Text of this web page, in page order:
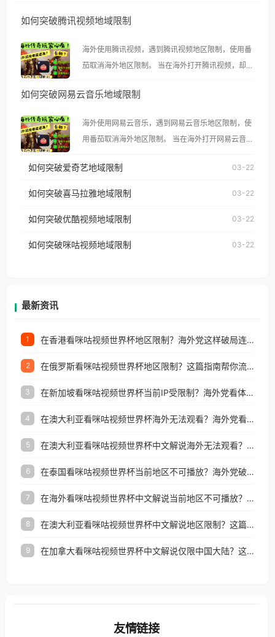
如何突破腾讯视频地域限制
海外使用腾讯视频，遇到腾讯视频地区限制，使用番
茄取消海外地区限制。 当在海外打开腾讯视频，却突
示语。 海外用户如香港、澳门、台湾、美国、加拿
像其他音乐平台一样，出现地区及版权限制问题，且
仅能在中国大陆地区播放。 遇到这个问题的朋友们，
使用番茄回国加速器，即可解决「海外用户收听腾讯
台湾、美国、加拿大、澳大利亚、欧洲等国家和地区
权限制所困扰。
如何突破网易云音乐地域限制
海外使用网易云音乐，遇到网易云音乐地区限制，使
用番茄取消海外地区限制。 当在海外打开网易云音
播放”的提示语。 海外用户如香港、澳门、台湾、美
国、加拿大、澳大利亚、欧洲等国家和地区时，网易
制问题，且仅能在中国大陆地区播放。 遇到这个问题
户收听网易云音乐地区版权限制」的问题，无论人在
如何突破爱奇艺地域限制 03-22
如何突破喜马拉雅地域限制 03-22
如何突破优酷视频地域限制 03-22
如何突破咪咕视频地域限制 03-22
最新资讯
1 在香港看咪咕视频世界杯地区限制？海外党这样破局连看7天不卡顿！
2 在俄罗斯看咪咕视频世界杯地区限制？这篇指南帮你流畅看中文解说赛事
3 在新加坡看咪咕视频世界杯当前IP受限制？海外党看体育赛事的终极破局指南
4 在澳大利亚看咪咕视频世界杯海外无法观看？海外党看国内体育直播的终极解法
5 在澳大利亚看咪咕视频世界杯中文解说海外无法观看？这篇指南帮你搞定所有体育直播难题
6 在泰国看咪咕视频世界杯当前地区不可播放？海外党破局看中文解说赛事指南
7 在海外看咪咕视频世界杯中文解说当前地区不可播放？这篇指南帮你搞定所有体育赛事直播难题
8 在澳大利亚看咪咕视频世界杯中文解说地区限制？这篇指南帮你搞定海外观赛难题
9 在加拿大看咪咕视频世界杯中文解说仅限中国大陆？这篇指南帮你轻松解锁中文解说和赛事直播
友情链接